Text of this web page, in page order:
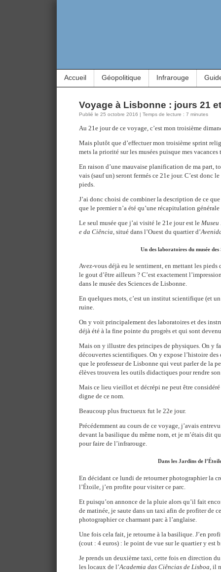
Accueil Géopolitique Infrarouge
Voyage à Lisbonne : jours 21
Publié le 25 octobre 2016 | Temps de lecture : 7 minutes
Au 21e jour de ce voyage, c’est mon troisième
Mais plutôt que d’effectuer mon troisième sprint
mets la priorité sur les musées puisque mes
En raison d’une mauvaise planification de ma part,
vais (sauf un) seront fermés ce 21e jour. C’est donc
pieds.
J’ai donc choisi de combiner la description de ce
que le premier n’a été qu’une récapitulation
Le seul musée que j’ai visité le 21e jour est le
e da Ciência, situé dans l’Ouest du quartier d’
Un des laboratoires du musée des
Avez-vous déjà eu le sentiment, en mettant les pieds
le gout d’être ailleurs ? C’est exactement
dans le musée des Sciences de Lisbonne.
En quelques mots, c’est un institut scientifique (et
ruine.
On y voit principalement des laboratoires et des
déjà été à la fine pointe du progrès et qui sont
Mais on y illustre des principes de physiques. On y
découvertes scientifiques. On y expose l’histoire des
que le professeur de Lisbonne qui veut parler de la
élèves trouvera les outils didactiques pour rendre
Mais ce lieu vieillot et décrépi ne peut être
digne de ce nom.
Beaucoup plus fructueux fut le 22e jour.
Précédemment au cours de ce voyage, j’avais
devant la basilique du même nom, et je m’étais dit
pour faire de l’infrarouge.
Dans les Jardins de
En décidant ce lundi de retourner photographier la
l’Étoile, j’en profite pour visiter ce parc.
Et puisqu’on annonce de la pluie alors qu’il fait
de matinée, je saute dans un taxi afin de profiter de
photographier ce charmant parc à l’anglaise.
Une fois cela fait, je retourne à la basilique. J’en
(cout : 4 euros) : le point de vue sur le quartier y est
Je prends un deuxième taxi, cette fois en direction
les locaux de l’Academia das Ciências de Lisboa , il